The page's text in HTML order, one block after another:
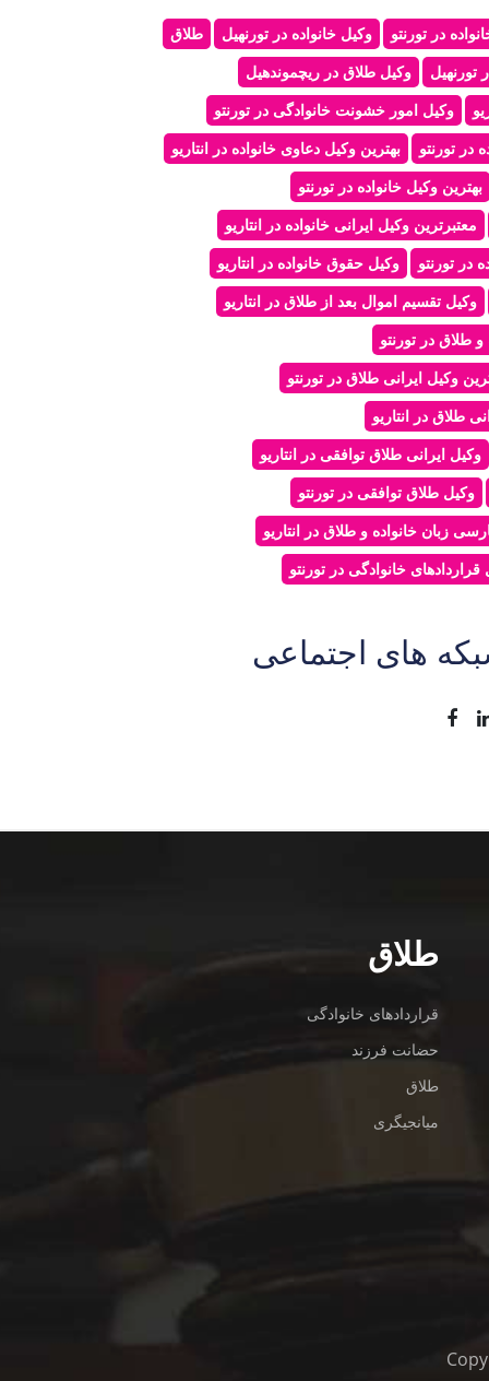
طلاق وکیل خانواده در تورنهیل
در تورنتو
وکیل طلاق در ریچموندهیل
تورنهیل
وکیل امور خشونت خانوادگی در تورنتو
بهترین وکیل دعاوی خانواده در انتاریو
در تورنتو
بهترین وکیل خانواده در تورنتو
معتبرترین وکیل ایرانی خانواده در انتاریو
وکیل حقوق خانواده در انتاریو
در تورنتو
وکیل تقسیم اموال بعد از طلاق در انتاریو
طلاق در تورنتو
وکیل ایرانی طلاق در تورنتو
طلاق در انتاریو
وکیل ایرانی طلاق توافقی در انتاریو
وکیل طلاق توافقی در تورنتو
زبان خانواده و طلاق در انتاریو
قراردادهای خانوادگی در تورنتو
های اجتماعی
طلاق
قراردادهای خانوادگی
حضانت فرزند
طلاق
میانجیگری